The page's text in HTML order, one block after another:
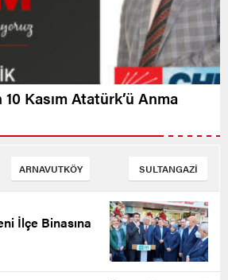
Kasım Atatürk’ü Anma
ARNAVUTKÖY SULTANGAZİ
İlçe Binasına